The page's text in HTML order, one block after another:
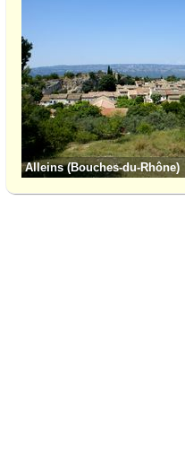
Alleins (Bouches-du-Rhône)